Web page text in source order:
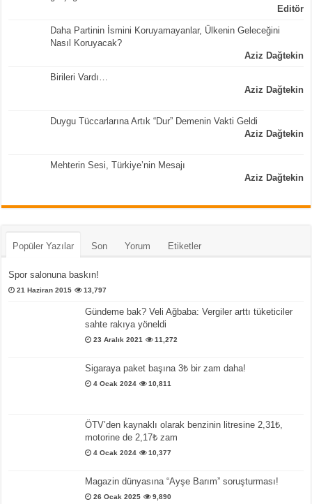
Editör
Daha Partinin İsmini Koruyamayanlar, Ülkenin Geleceğini
Nasıl Koruyacak?
Aziz Dağtekin
Birileri Vardı…
Aziz Dağtekin
Duygu Tüccarlarına Artık “Dur” Demenin Vakti Geldi
Aziz Dağtekin
Mehterin Sesi, Türkiye’nin Mesajı
Aziz Dağtekin
Popüler Yazılar Son Yorum Etiketler
Spor salonuna baskın!
21 Haziran 2015 13,797
Gündeme bak? Veli Ağbaba: Vergiler arttı tüketiciler
sahte rakıya yöneldi
23 Aralık 2021 11,272
Sigaraya paket başına 3₺ bir zam daha!
4 Ocak 2024 10,811
ÖTV’den kaynaklı olarak benzinin litresine 2,31₺,
motorine de 2,17₺ zam
4 Ocak 2024 10,377
Magazin dünyasına “Ayşe Barım” soruşturması!
26 Ocak 2025 9,890